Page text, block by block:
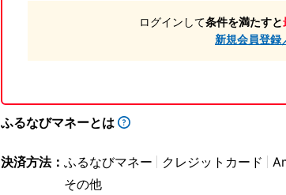
ログインして条件を満たすと
新規会員登録
ふるなびマネーとは
決済方法： ふるなびマネー クレジットカード
その他